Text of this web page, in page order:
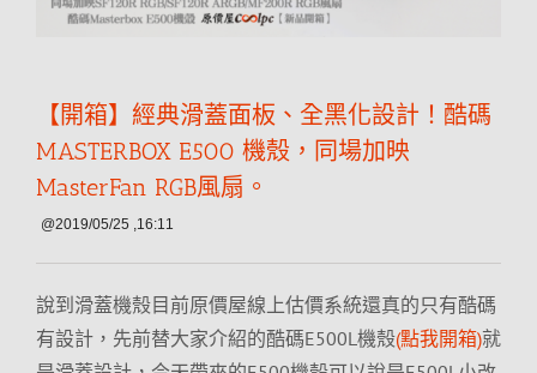
【開箱】經典滑蓋面板、全黑化設計！酷碼
MASTERBOX E500 機殼，同場加映
MasterFan RGB風扇。
@2019/05/25 ,16:11
說到滑蓋機殼目前原價屋線上估價系統還真的只有酷碼
有設計，先前替大家介紹的酷碼E500L機殼(點我開箱)就